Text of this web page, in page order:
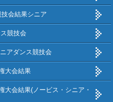
会結果シニア
競技会
アダンス競技会
大会結果
大会結果(ノービス・シニア・